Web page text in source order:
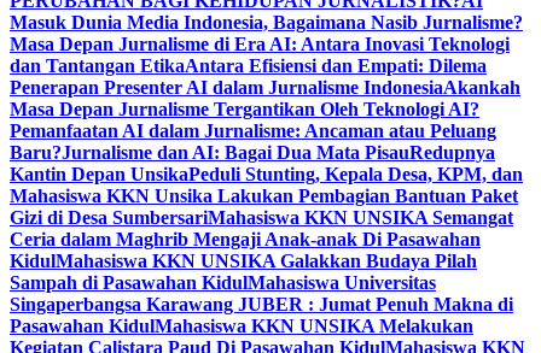
Masuk Dunia Media Indonesia, Bagaimana Nasib Jurnalisme?
Masa Depan Jurnalisme di Era AI: Antara Inovasi Teknologi
dan Tantangan EtikaAntara Efisiensi dan Empati: Dilema
Penerapan Presenter AI dalam Jurnalisme IndonesiaAkankah
Masa Depan Jurnalisme Tergantikan Oleh Teknologi AI?
Pemanfaatan AI dalam Jurnalisme: Ancaman atau Peluang
Baru?Jurnalisme dan AI: Bagai Dua Mata PisauRedupnya
Kantin Depan UnsikaPeduli Stunting, Kepala Desa, KPM, dan
Mahasiswa KKN Unsika Lakukan Pembagian Bantuan Paket
Gizi di Desa SumbersariMahasiswa KKN UNSIKA Semangat
Ceria dalam Maghrib Mengaji Anak-anak Di Pasawahan
KidulMahasiswa KKN UNSIKA Galakkan Budaya Pilah
Sampah di Pasawahan KidulMahasiswa Universitas
Singaperbangsa Karawang JUBER : Jumat Penuh Makna di
Pasawahan KidulMahasiswa KKN UNSIKA Melakukan
Kegiatan Calistara Paud Di Pasawahan KidulMahasiswa KKN